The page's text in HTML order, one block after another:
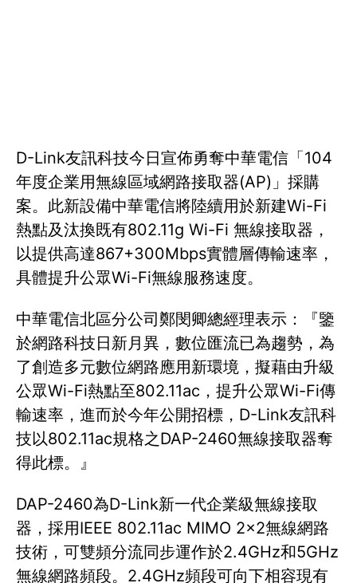
D-Link友訊科技今日宣佈勇奪中華電信「104
年度企業用無線區域網路接取器(AP)」採購
案。此新設備中華電信將陸續用於新建Wi-Fi
熱點及汰換既有802.11g Wi-Fi 無線接取器，
以提供高達867+300Mbps實體層傳輸速率，
具體提升公眾Wi-Fi無線服務速度。
中華電信北區分公司鄭閔卿總經理表示：『鑒
於網路科技日新月異，數位匯流已為趨勢，為
了創造多元數位網路應用新環境，擬藉由升級
公眾Wi-Fi熱點至802.11ac，提升公眾Wi-Fi傳
輸速率，進而於今年公開招標，D-Link友訊科
技以802.11ac規格之DAP-2460無線接取器奪
得此標。』
DAP-2460為D-Link新一代企業級無線接取
器，採用IEEE 802.11ac MIMO 2x2無線網路
技術，可雙頻分流同步運作於2.4GHz和5GHz
無線網路頻段。2.4GHz頻段可向下相容現有